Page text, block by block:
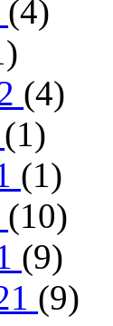
(4)
(4)
(1)
(1)
(10)
(9)
(9)